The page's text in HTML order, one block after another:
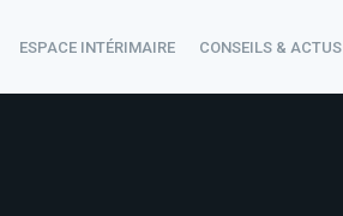
ESPACE INTÉRIMAIRE CONSEILS & ACTUS